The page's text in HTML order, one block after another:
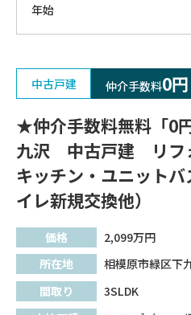
年始
中古戸建 仲介手数料0円
★仲介手数料無料「0
九沢 中古戸建 リフ
キッチン・ユニット
イレ新規交換他）
価格 2,099万円
所在地
相模原市緑区下
間取り
3SLDK